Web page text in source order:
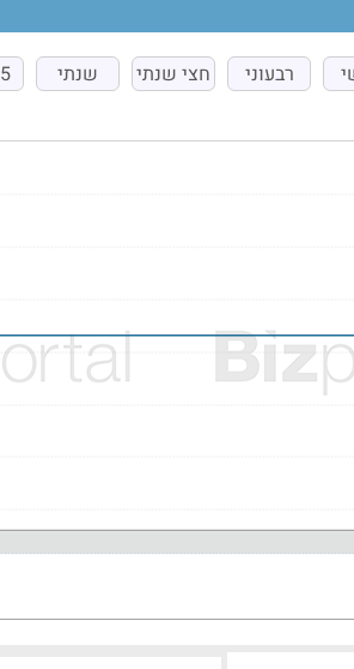
רבעוני חצי שנתי שנתי 5 שנים